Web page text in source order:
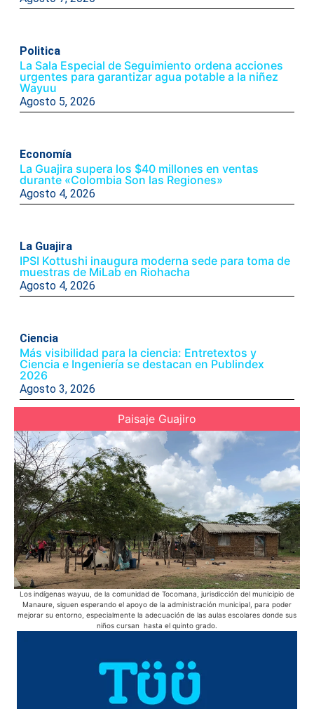
Politica
La Sala Especial de Seguimiento ordena acciones
urgentes para garantizar agua potable a la niñez
Wayuu
Agosto 5, 2026
Economía
La Guajira supera los $40 millones en ventas
durante «Colombia Son las Regiones»
Agosto 4, 2026
La Guajira
IPSI Kottushi inaugura moderna sede para toma de
muestras de MiLab en Riohacha
Agosto 4, 2026
Ciencia
Más visibilidad para la ciencia: Entretextos y
Ciencia e Ingeniería se destacan en Publindex
2026
Agosto 3, 2026
Paisaje Guajiro
Los indígenas wayuu, de la comunidad de Tocomana, jurisdicción del municipio de
Manaure, siguen esperando el apoyo de la administración municipal, para poder
mejorar su entorno, especialmente la adecuación de las aulas escolares donde sus
niños cursan hasta el quinto grado.